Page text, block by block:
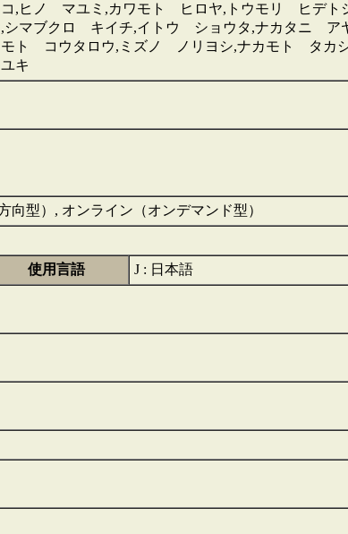
,ヒノ マユミ,カワモト ヒロヤ,トウモリ ヒデト
マブクロ キイチ,イトウ ショウタ,ナカタニ ア
ト コウタロウ,ミズノ ノリヨシ,ナカモト タカ
キ
向型）, オンライン（オンデマンド型）
使用言語
J : 日本語